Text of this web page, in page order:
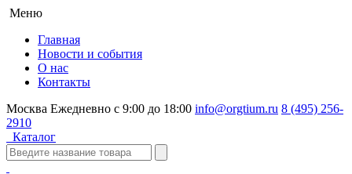
Меню
Главная
Новости и события
О нас
Контакты
Москва Ежедневно с 9:00 до 18:00 info@orgtium.ru 8 (495) 256-
2910
Каталог